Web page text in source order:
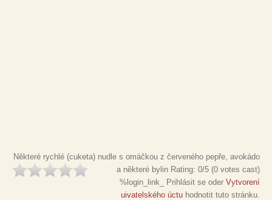
Některé rychlé (cuketa) nudle s omáčkou z červeného pepře, avokádo
a některé bylin Rating: 0/5 (0 votes cast)
%login_link_ Prihlásit se oder Vytvorení
uivatelského úctu hodnotit tuto stránku.